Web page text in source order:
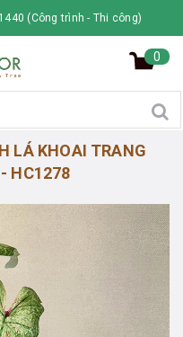
(Công trình - Thi công)
0
LÁ KHOAI TRANG
HC1278